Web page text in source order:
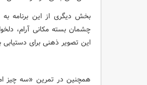
بخش دیگری از این برنامه
چشمان بسته مکانی آرام،
این تصویر ذهنی برای دستیابی
همچنین در تمرین «سه چیز